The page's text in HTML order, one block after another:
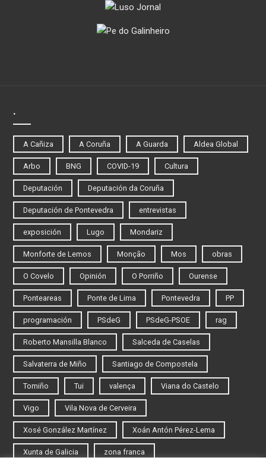
.
A Cañiza A Coruña A Guarda Aldea Global
Arbo BNG COVID-19 Cultura
Deputación Deputación da Coruña
Deputación de Pontevedra entrevistas
exposición Lugo Mondariz
Monforte de Lemos Monção Mos obras
O Covelo Opinión O Porriño Ourense
Ponteareas Ponte de Lima Pontevedra PP
programación PSdeG PSdeG-PSOE rag
Roberto Mansilla Blanco Salceda de Caselas
Salvaterra de Miño Santiago de Compostela
Tomiño Tui valença Viana do Castelo
Vigo Vila Nova de Cerveira
Xosé González Martínez Xoán Antón Pérez-Lema
Xunta de Galicia zona franca